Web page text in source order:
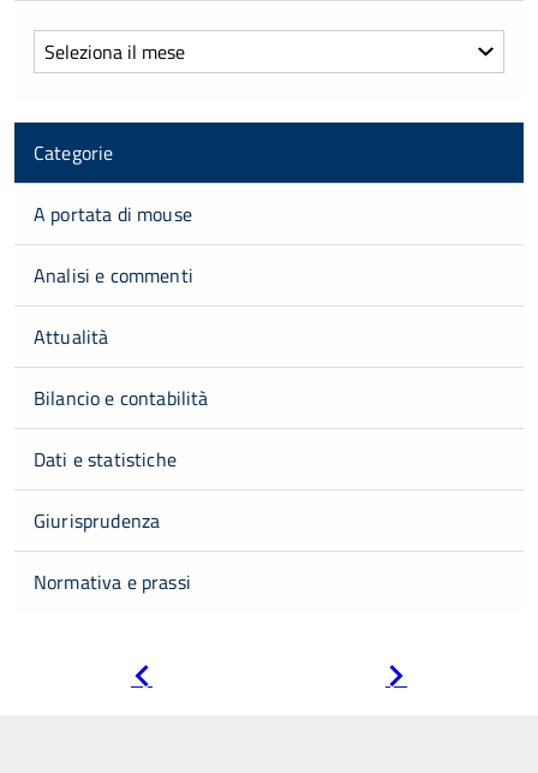
Archivi
Categorie
A portata di mouse
Analisi e commenti
Attualità
Bilancio e contabilità
Dati e statistiche
Giurisprudenza
Normativa e prassi